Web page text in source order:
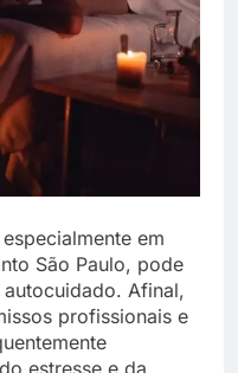
em
São Paulo, pode
Afinal,
profissionais e
estresse e da